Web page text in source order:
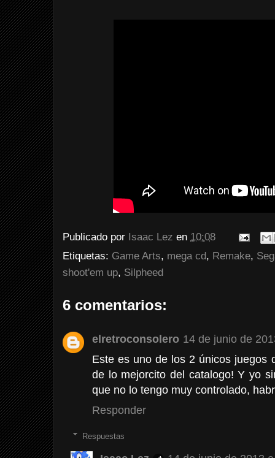
Publicado por Isaac Lez en 10:08
Etiquetas: Game Arts, mega cd, Remake,
shoot'em up, Silpheed
6 comentarios:
elretroconsolero 14 de junio de
Este es uno de los 2 únicos juegos
de lo mejorcito del catalogo! Y yo
que no lo tengo muy controlado,
Responder
Respuestas